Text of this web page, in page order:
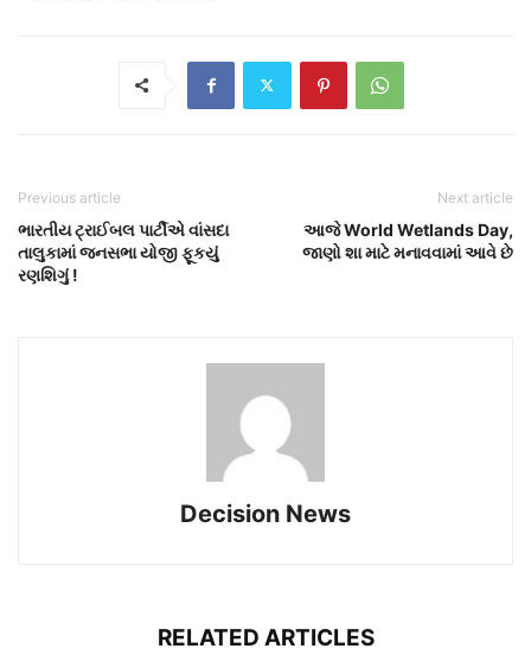
Previous article
ભારતીય ટ્રાઈબલ પાર્ટીએ વાંસદા
તાલુકામાં જનસભા યોજી ફૂકયું
રણશિગું !
Next article
આજે World Wetlands Day,
જાણો શા માટે મનાવવામાં આવે છે
Decision News
RELATED ARTICLES